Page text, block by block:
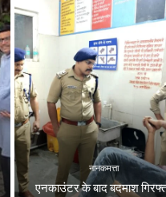
नानकमत्ता
एनकाउंटर के बाद बदमाश